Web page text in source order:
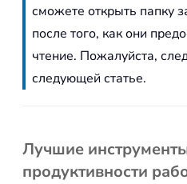
сможете открыть папку
после того, как они
чтение. Пожалуйста,
следующей статье.
Лучшие
продуктивности